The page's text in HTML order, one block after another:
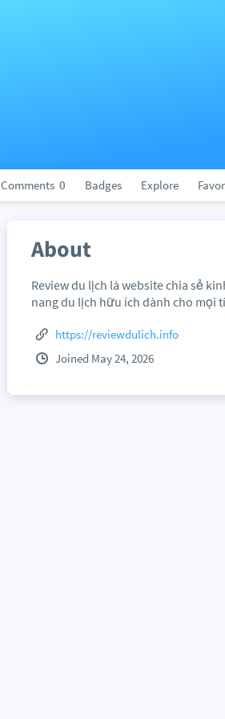
Comments 0 Badges Explore
About
Review du lịch là website chia sẻ
nang du lịch hữu ích dành cho mọi
https://reviewdulich.info
Joined May 24, 2026